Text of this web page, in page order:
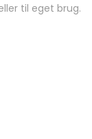
til eget brug.